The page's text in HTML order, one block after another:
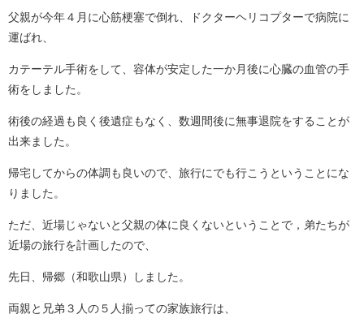
父親が今年４月に心筋梗塞で倒れ、ドクターヘリコプターで病院に
運ばれ、
カテーテル手術をして、容体が安定した一か月後に心臓の血管の手
術をしました。
術後の経過も良く後遺症もなく、数週間後に無事退院をすることが
出来ました。
帰宅してからの体調も良いので、旅行にでも行こうということにな
りました。
ただ、近場じゃないと父親の体に良くないということで，弟たちが
近場の旅行を計画したので、
先日、帰郷（和歌山県）しました。
両親と兄弟３人の５人揃っての家族旅行は、